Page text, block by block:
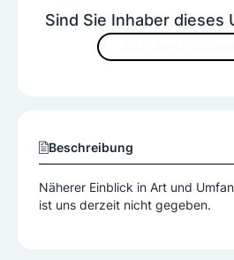
Sind Sie Inhaber dieses
Beschreibung
Näherer Einblick in Art und
ist uns derzeit nicht gegeben.